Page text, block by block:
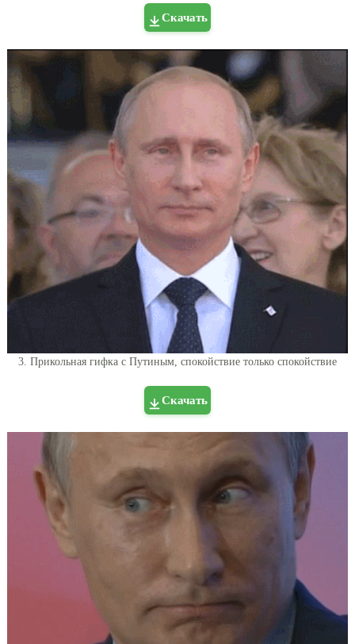
Скачать
3. Прикольная гифка с Путиным, спокойствие только спокойствие
Скачать